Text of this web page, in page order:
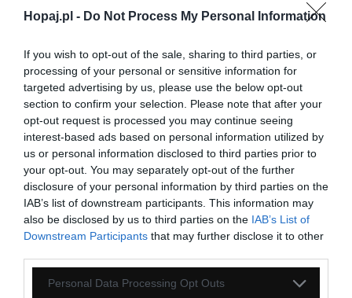
Hopaj.pl - Do Not Process My Personal Information
If you wish to opt-out of the sale, sharing to third parties, or
processing of your personal or sensitive information for
targeted advertising by us, please use the below opt-out
section to confirm your selection. Please note that after your
opt-out request is processed you may continue seeing
interest-based ads based on personal information utilized by
us or personal information disclosed to third parties prior to
your opt-out. You may separately opt-out of the further
disclosure of your personal information by third parties on the
IAB’s list of downstream participants. This information may
also be disclosed by us to third parties on the IAB’s List of
Downstream Participants that may further disclose it to other
Personal Data Processing Opt Outs
56
Kopiuj link